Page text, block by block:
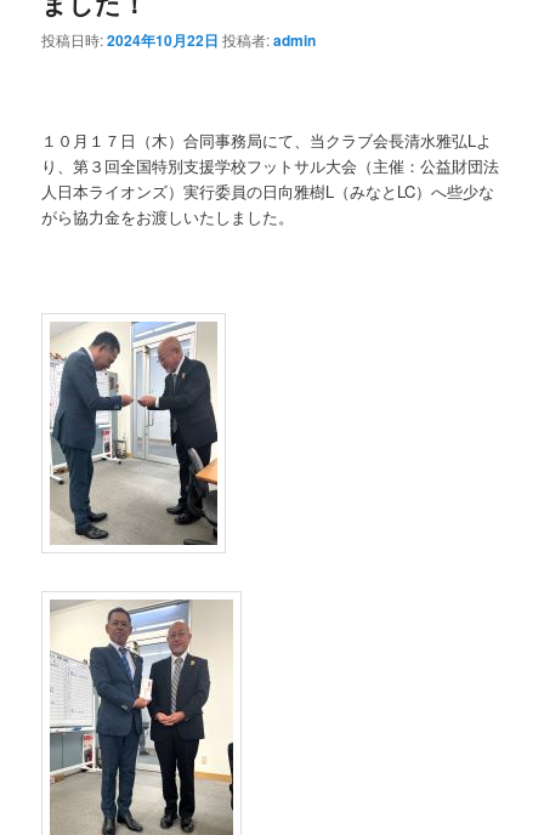
投稿日時:2024年10月22日 投稿者:admin
１０月１７日（木）合同事務局にて、当クラブ会長清水雅弘Lよ
り、第３回全国特別支援学校フットサル大会（主催：公益財団法
人日本ライオンズ）実行委員の日向雅樹L（みなとLC）へ些少な
がら協力金をお渡しいたしました。